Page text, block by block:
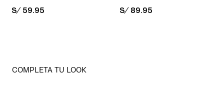
PRICE:
S/ 59.95 PRICE:
S/ 89.95
COMPLETA TU LOOK